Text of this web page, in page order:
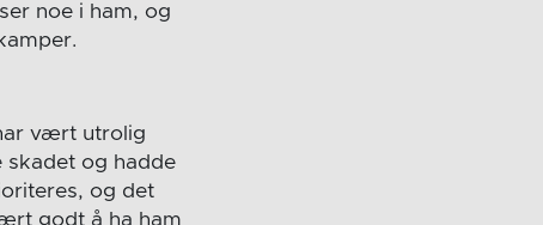
noe i ham, og
vært utrolig
skadet og hadde
og det
godt å ha ham